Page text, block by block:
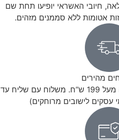
חיובי האשראי יופיעו תחת שם
אטומות ללא סממנים מזהים.
מהירים
משלוח אקספרס חינם בהזמנה מעל 199 ש”ח. משלוח עם שליח עד